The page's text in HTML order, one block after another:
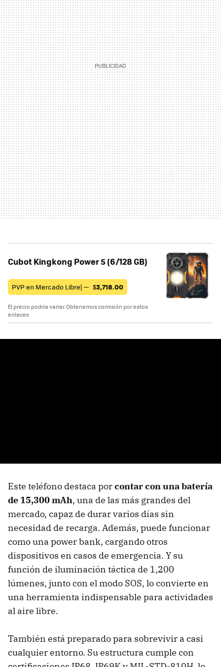
Cubot Kingkong Power 5 (6/128 GB)
PVP en Mercado Libre| — $3,718.00
El precio podría variar. Obtenemos comisión por estos
enlaces
Este teléfono destaca porcontar con una batería
de 15,300 mAh, una de las más grandes del
mercado, capaz de durar varios días sin
necesidad de recarga. Además, puede funcionar
como una power bank, cargando otros
dispositivos en casos de emergencia. Y su
función de iluminación táctica de 1,200
lúmenes, junto con el modo SOS, lo convierte en
una herramienta indispensable para actividades
al aire libre.
También está preparado para sobrevivir a casi
cualquier entorno. Su estructura cumple con